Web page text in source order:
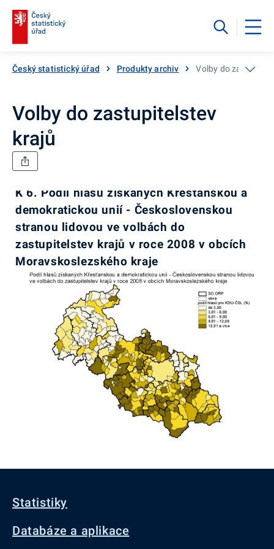
Český statistický úřad Produkty archiv Volby do
Volby do zastupitelstev
krajů
K 6. Podíl hlasů získaných Křesťanskou a
demokratickou unií - Československou
stranou lidovou ve volbách do
zastupitelstev krajů v roce 2008 v obcích
Moravskoslezského kraje
Statistiky
Databáze a aplikace